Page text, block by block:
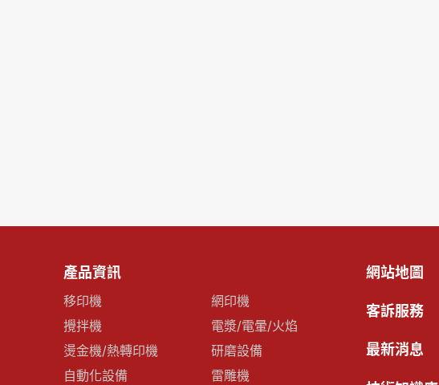
產品資訊
移印機
網印機
攪拌機
電漿/電暈/火焰
燙金機/熱轉印機
研磨設備
自動化設備
雷雕機
網站地圖
客訴服務
最新消息